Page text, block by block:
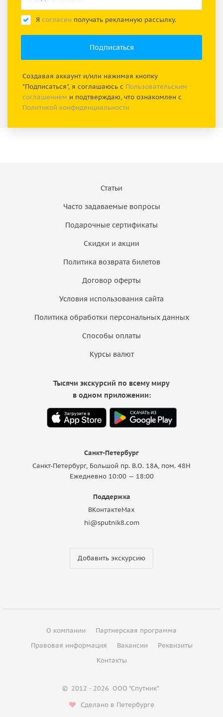
Я согласен получать рекламную рассылку.
Создавая аккаунт и/или нажимая кнопку
"Подписаться", я соглашаюсь с Пользовательским
соглашением и подтверждаю, что ознакомлен с
Политикой конфиденциальности
Статьи
Часто задаваемые вопросы
Подарочные сертификаты
Скидки и акции
Политика возврата билетов
Договор оферты
Условия использования сайта
Политика обработки персональных данных
Способы оплаты
Курсы валют
Санкт-Петербург
Санкт-Петербург, Большой пр. В.О. 18A, пом. 48Н
Ежедневно 10:00 — 18:00
Поддержка
ВКонтактеMax
hi@sputnik8.com
Добавить экскурсию
Тысячи экскурсий по всему миру
в одном приложении:
О компании
Партнерская программа
Правовая информация
Вакансии
Реквизиты
Контакты
© 2012 - 2026 ООО "Спутник"
Сделано в Петербурге